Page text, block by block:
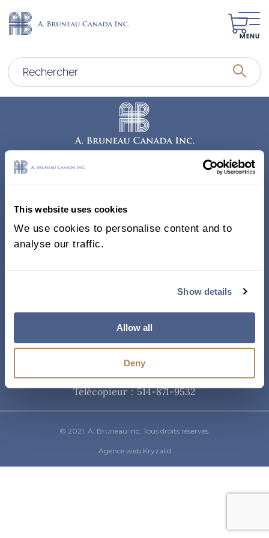
This website uses cookies
We use cookies to personalise content and to
analyse our traffic.
Show details
Allow all
Deny
MENU
338, Rue Saint-Antoine E.
Bureau 011, Montréal QC
H2Y 1A3 Canada
Téléphone
514-871-9821/ 1-800-361-8487
Télécopieur : 514-871-9532
© 2021. A. Bruneau inc. Tous droits réservés.
Agence web Kryzalid